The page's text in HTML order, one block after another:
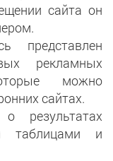
сайта он
представлен
рекламных
можно
сайтах.
результатах
таблицами и